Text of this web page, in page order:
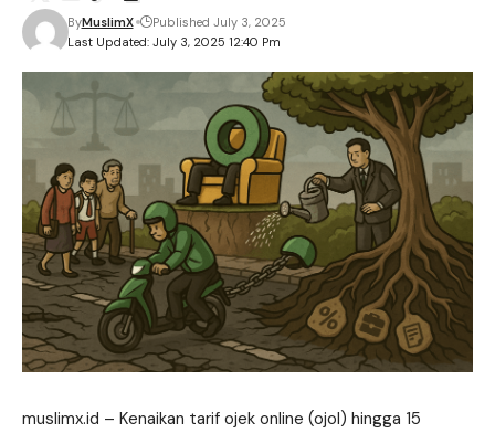
Last Updated: July 3, 2025 12:40 Pm
ByMuslimX Published July 3, 2025
muslimx.id – Kenaikan tarif ojek online (ojol) hingga 15